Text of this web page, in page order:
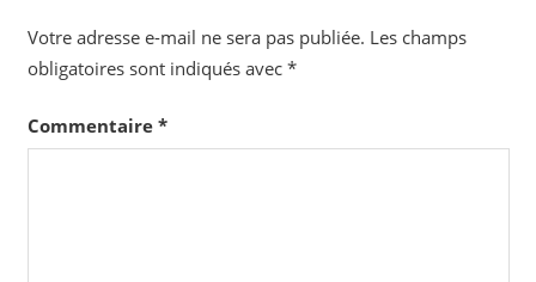
Votre adresse e-mail ne sera pas publiée. Les champs
obligatoires sont indiqués avec *
Commentaire *